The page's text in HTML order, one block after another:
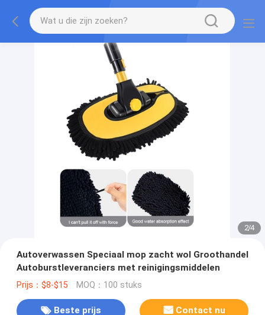
2/4
Autoverwassen Speciaal mop zacht wol Groothandel
Autoburstleveranciers met reinigingsmiddelen
Prijs：$8-$15 MOQ：100 stuks
Beste prijs Contact nu